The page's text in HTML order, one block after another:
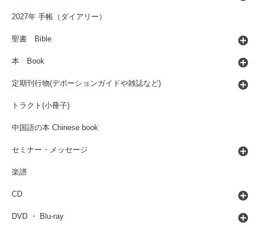
2027年 手帳（ダイアリー）
聖書 Bible
本 Book
定期刊行物(デボーションガイドや雑誌など)
トラクト(小冊子)
中国語の本 Chinese book
セミナー・メッセージ
楽譜
CD
DVD ・ Blu-ray